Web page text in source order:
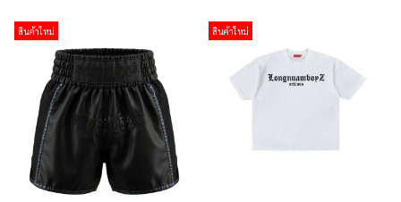
สินค้าใหม่ สินค้าใหม่